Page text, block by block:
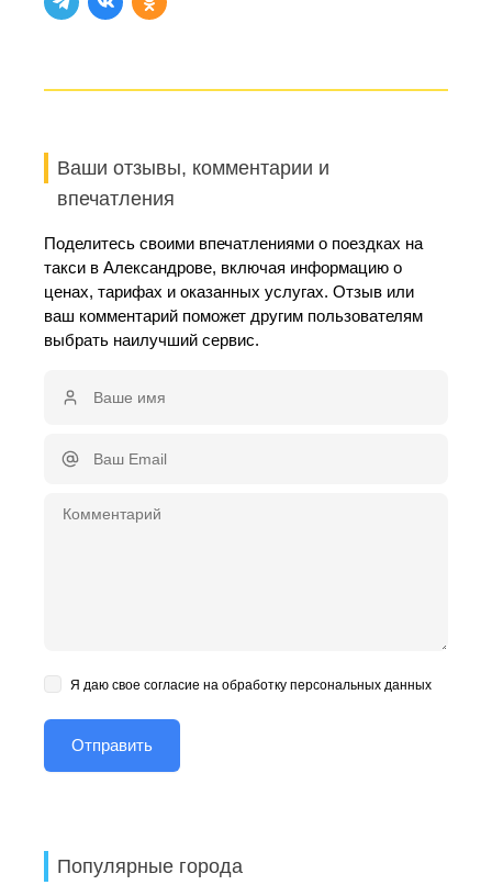
Ваши отзывы, комментарии и
впечатления
Поделитесь своими впечатлениями о поездках на
такси в Александрове, включая информацию о
ценах, тарифах и оказанных услугах. Отзыв или
ваш комментарий поможет другим пользователям
выбрать наилучший сервис.
Я даю свое согласие на обработку персональных данных
Популярные города